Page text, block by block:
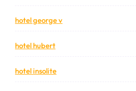
hotel george v
hotel hubert
hotel insolite